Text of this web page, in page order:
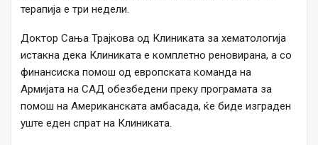
терапија е три недели.
Доктор Сања Трајкова од Клиниката за хематологија
истакна дека Клиниката е комплетно реновирана, а со
финансиска помош од европската команда на
Армијата на САД обезбедени преку програмата за
помош на Американската амбасада, ќе биде изграден
уште еден спрат на Клиниката.